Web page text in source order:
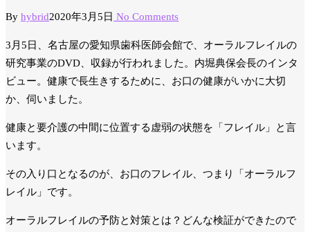
By hybrid2020年3月5日 No Comments
3月5日、名古屋の愛知県歯科医師会館で、オーラルフレイルの
研究事業のDVD、収録が行われました。内堀典保会長のインタ
ビュー。健康で長生きするために、お口の健康がいかに大切
か、伺いました。
健康と要介護の中間に位置する虚弱の状態を「フレイル」と言
います。
その入り口となるのが、お口のフレイル、つまり「オーラルフ
レイル」です。
オーラルフレイルの予防と対策とは？どんな検証ができたので